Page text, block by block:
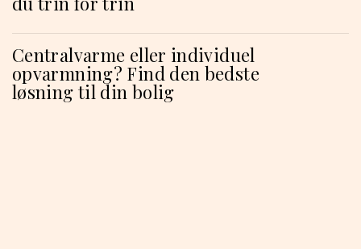
Centralvarme eller individuel
opvarmning? Find den bedste
løsning til din bolig